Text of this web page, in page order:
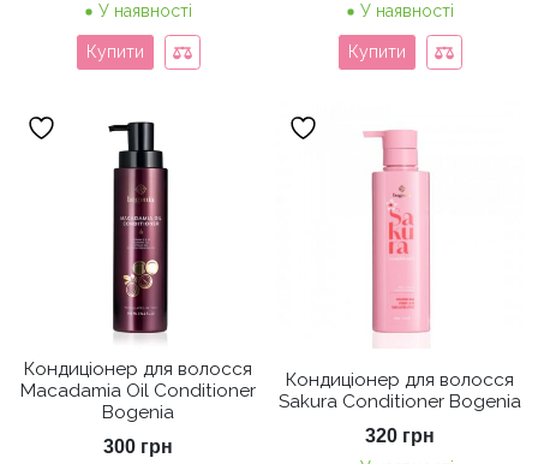
У наявності
Купити
У наявності
Купити
Кондиціонер для волосся
Macadamia Oil Conditioner
Bogenia
300 грн
Кондиціонер для волосся
Sakura Conditioner Bogenia
320 грн